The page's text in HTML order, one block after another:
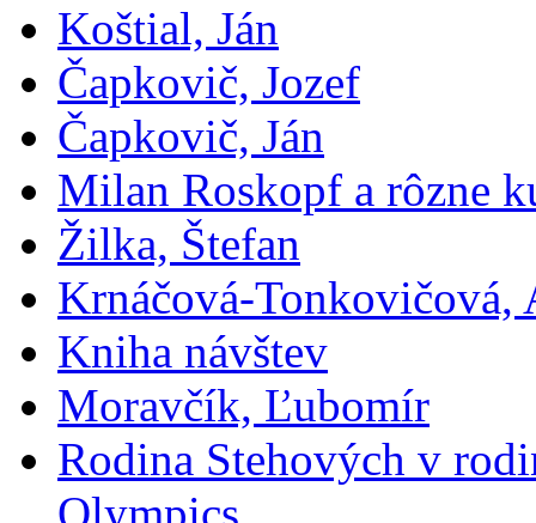
Koštial, Ján
Čapkovič, Jozef
Čapkovič, Ján
Milan Roskopf a rôzne
Žilka, Štefan
Krnáčová-Tonkovičová,
Kniha návštev
Moravčík, Ľubomír
Rodina Stehových v
Olympics